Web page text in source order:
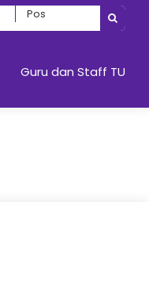
Guru dan Staff TU